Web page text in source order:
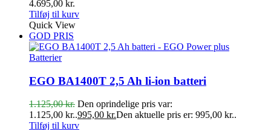
4.695,00 kr.
Tilføj til kurv
Quick View
GOD PRIS
Batterier
EGO BA1400T 2,5 Ah li-ion batteri
1.125,00kr. Den oprindelige pris var:
1.125,00 kr..995,00 kr.Den aktuelle pris er: 995,00 kr..
Tilføj til kurv